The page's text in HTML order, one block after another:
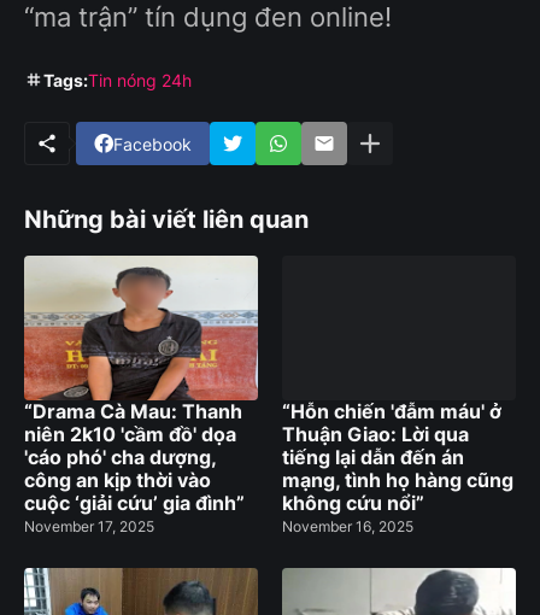
“ma trận” tín dụng đen online!
Tags:Tin nóng 24h
Facebook
Những bài viết liên quan
“Drama Cà Mau: Thanh
niên 2k10 'cầm đồ' dọa
'cáo phó' cha dượng,
công an kịp thời vào
cuộc ‘giải cứu’ gia đình”
November 17, 2025
“Hỗn chiến 'đẫm máu' ở
Thuận Giao: Lời qua
tiếng lại dẫn đến án
mạng, tình họ hàng cũng
không cứu nổi”
November 16, 2025